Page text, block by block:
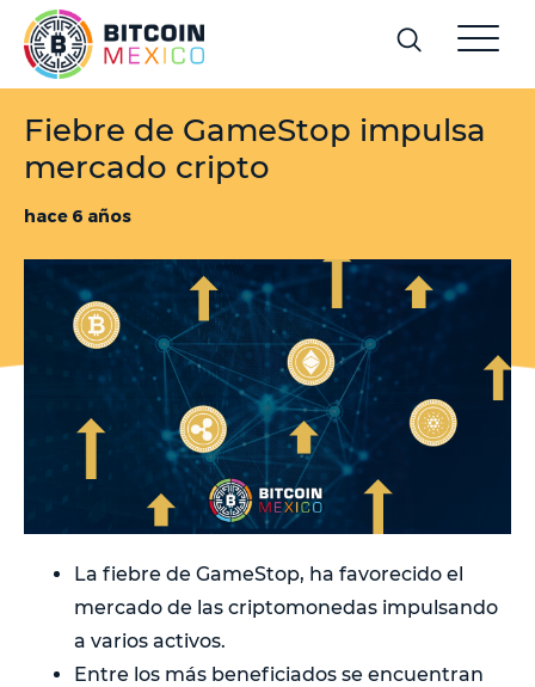
Fiebre de GameStop impulsa
mercado cripto
hace 6 años
La fiebre de GameStop, ha favorecido el
mercado de las criptomonedas impulsando
a varios activos.
Entre los más beneficiados se encuentran